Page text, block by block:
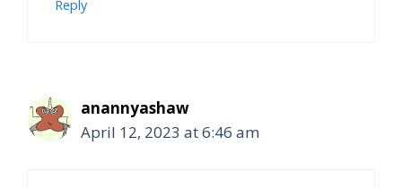
Reply
anannyashaw
April 12, 2023 at 6:46 am